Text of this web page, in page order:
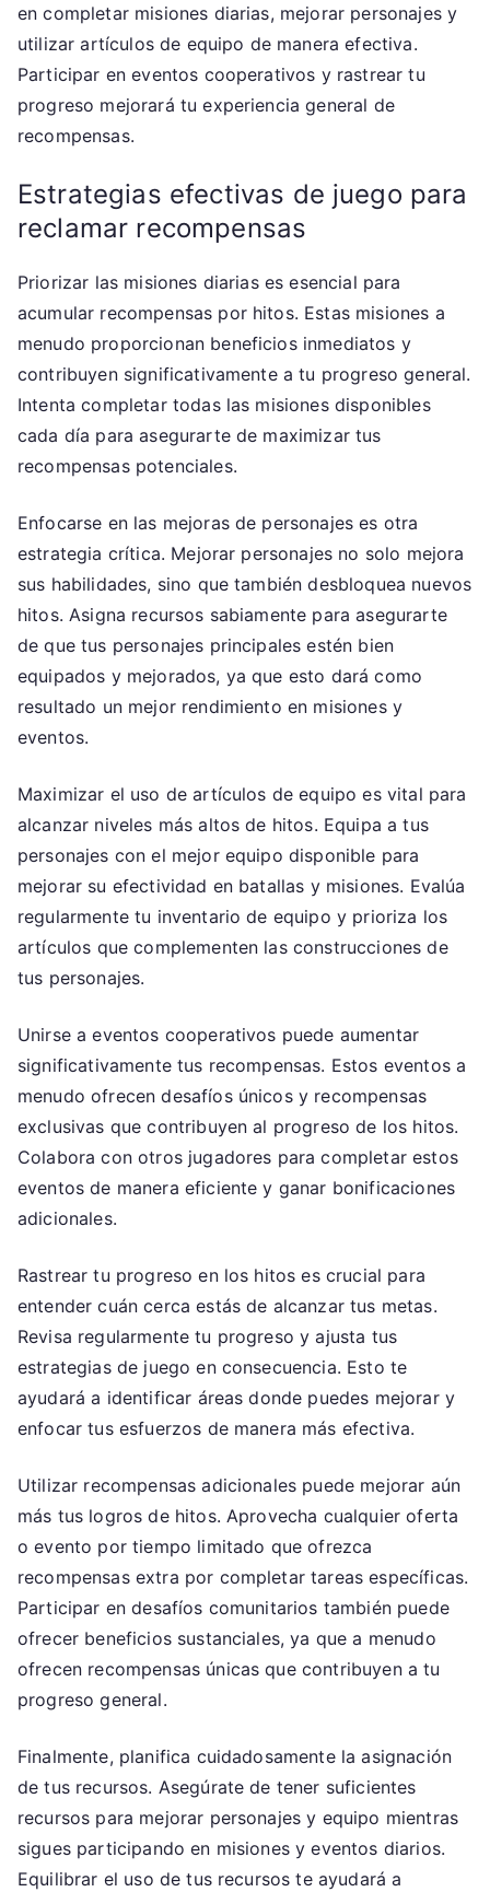
en completar misiones diarias, mejorar personajes y
utilizar artículos de equipo de manera efectiva.
Participar en eventos cooperativos y rastrear tu
progreso mejorará tu experiencia general de
recompensas.
Estrategias efectivas de juego para
reclamar recompensas
Priorizar las misiones diarias es esencial para
acumular recompensas por hitos. Estas misiones a
menudo proporcionan beneficios inmediatos y
contribuyen significativamente a tu progreso general.
Intenta completar todas las misiones disponibles
cada día para asegurarte de maximizar tus
recompensas potenciales.
Enfocarse en las mejoras de personajes es otra
estrategia crítica. Mejorar personajes no solo mejora
sus habilidades, sino que también desbloquea nuevos
hitos. Asigna recursos sabiamente para asegurarte
de que tus personajes principales estén bien
equipados y mejorados, ya que esto dará como
resultado un mejor rendimiento en misiones y
eventos.
Maximizar el uso de artículos de equipo es vital para
alcanzar niveles más altos de hitos. Equipa a tus
personajes con el mejor equipo disponible para
mejorar su efectividad en batallas y misiones. Evalúa
regularmente tu inventario de equipo y prioriza los
artículos que complementen las construcciones de
tus personajes.
Unirse a eventos cooperativos puede aumentar
significativamente tus recompensas. Estos eventos a
menudo ofrecen desafíos únicos y recompensas
exclusivas que contribuyen al progreso de los hitos.
Colabora con otros jugadores para completar estos
eventos de manera eficiente y ganar bonificaciones
adicionales.
Rastrear tu progreso en los hitos es crucial para
entender cuán cerca estás de alcanzar tus metas.
Revisa regularmente tu progreso y ajusta tus
estrategias de juego en consecuencia. Esto te
ayudará a identificar áreas donde puedes mejorar y
enfocar tus esfuerzos de manera más efectiva.
Utilizar recompensas adicionales puede mejorar aún
más tus logros de hitos. Aprovecha cualquier oferta
o evento por tiempo limitado que ofrezca
recompensas extra por completar tareas específicas.
Participar en desafíos comunitarios también puede
ofrecer beneficios sustanciales, ya que a menudo
ofrecen recompensas únicas que contribuyen a tu
progreso general.
Finalmente, planifica cuidadosamente la asignación
de tus recursos. Asegúrate de tener suficientes
recursos para mejorar personajes y equipo mientras
sigues participando en misiones y eventos diarios.
Equilibrar el uso de tus recursos te ayudará a